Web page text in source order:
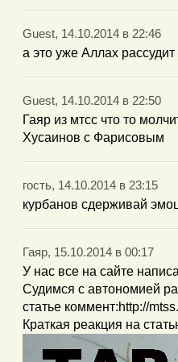
Guest, 14.10.2014 в 22:46
а это уже Аллах рассудит
Guest, 14.10.2014 в 22:50
Гаяр из мтсс что то
Хусаинов с Фарисовым
гость, 14.10.2014 в 23:15
курбанов сдерживай
Гаяр, 15.10.2014 в 00:17
У нас все на сайте
Судимся с автономией
статье коммент:http://
Краткая реакция на